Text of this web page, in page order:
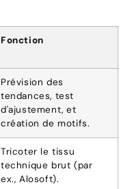
Fonction
Prévision des
tendances, test
d'ajustement, et
création de motifs.
Tricoter le tissu
technique brut (par
ex., Alosoft).